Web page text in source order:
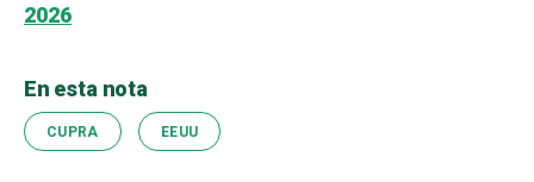
2026
En esta nota
CUPRA EEUU